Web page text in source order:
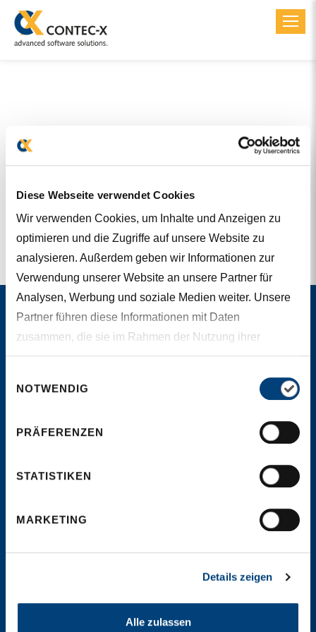
Diese Webseite verwendet Cookies
Wir verwenden Cookies, um Inhalte und Anzeigen zu
optimieren und die Zugriffe auf unsere Website zu
analysieren. Außerdem geben wir Informationen zur
Verwendung unserer Website an unsere Partner für
Analysen, Werbung und soziale Medien weiter. Unsere
Partner führen diese Informationen mit Daten
zusammen, die sie im Rahmen der Nutzung ihrer
NOTWENDIG
PRÄFERENZEN
STATISTIKEN
MARKETING
Details zeigen
Alle zulassen
+49 (0)89 255 553-650
protected content.
Contec-X GmbH
80687 München